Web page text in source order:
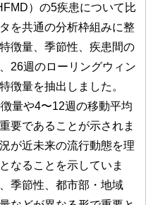
）の5疾患について比
を共通の分析枠組みに整
徴量、季節性、疾患間の
26週のローリングウィン
徴量を抽出しました。
量や4〜12週の移動平均
要であることが示されま
が近未来の流行動態を理
なることを示していま
季節性、都市部・地域